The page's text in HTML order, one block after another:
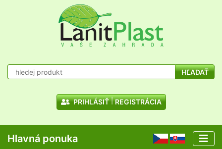
HĽADAŤ
PRIHLÁSIŤ REGISTRÁCIA
Hlavná ponuka CZ SK